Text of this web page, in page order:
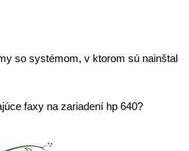
so systémom, v ktorom sú
faxy na zariadení hp 640?